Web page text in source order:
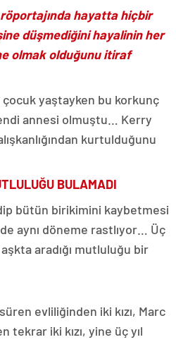
röportajında hayatta hiçbir
düşmediğini hayalinin her
olmak olduğunu itiraf
çocuk yaştayken bu korkunç
annesi olmuştu… Kerry
kurtulduğunu
BULAMADI
bütün birikimini kaybetmesi
aynı döneme rastlıyor… Üç
aradığı mutluluğu bir
evliliğinden iki kızı, Marc
tekrar iki kızı, yine üç yıl